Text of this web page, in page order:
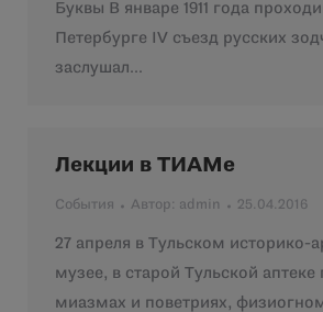
Буквы В январе 1911 года
Петербурге IV съезд русских
заслушал…
Лекции в ТИАМе
События Автор: admin 25.04.2016
27 апреля в Тульском историко-
музее, в старой Тульской
миазмах и поветриях,